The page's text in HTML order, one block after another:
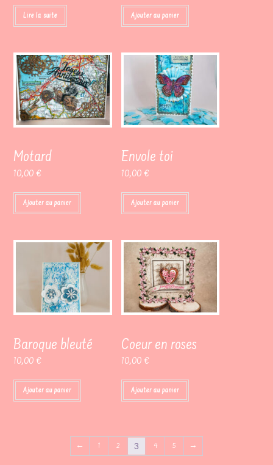
Lire la suite Ajouter au panier
Motard
10,00€
Ajouter au panier
Envole toi
10,00 €
Ajouter au panier
Baroque bleuté
10,00€
Ajouter au panier
Coeur en roses
10,00 €
Ajouter au panier
← 1 2 3 4 5 →